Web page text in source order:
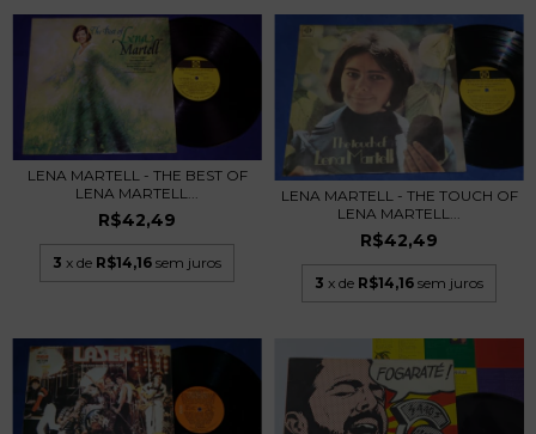
LENA MARTELL - THE BEST OF
LENA MARTELL...
R$42,49
3 x de R$14,16 sem juros
LENA MARTELL - THE TOUCH OF
LENA MARTELL...
R$42,49
3 x de R$14,16 sem juros